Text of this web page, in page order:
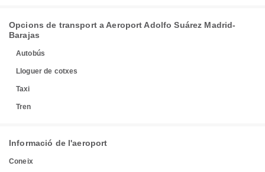
Opcions de transport a Aeroport Adolfo Suárez Madrid-
Barajas
Autobús
Lloguer de cotxes
Taxi
Tren
Informació de l'aeroport
Coneix